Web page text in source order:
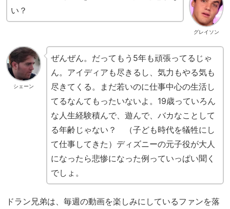
グレイソン
い？
シェーン
ぜんぜん。だってもう5年も頑張ってるじゃ
ん。アイディアも尽きるし、気力もやる気も
尽きてくる。まだ若いのに仕事中心の生活し
てるなんてもったいないよ。19歳っていろん
な人生経験積んで、遊んで、バカなことして
る年齢じゃない？ （子ども時代を犠牲にし
て仕事してきた）ディズニーの元子役が大人
になったら悲惨になった例っていっぱい聞く
でしょ。
ドラン兄弟は、毎週の動画を楽しみにしているファンを落